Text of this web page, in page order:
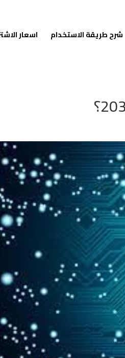
شرح طريقة الاستخدام اسعار